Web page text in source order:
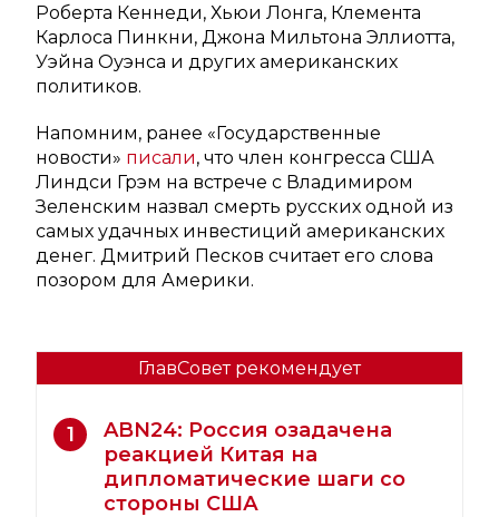
Роберта Кеннеди, Хьюи Лонга, Клемента
Карлоса Пинкни, Джона Мильтона Эллиотта,
Уэйна Оуэнса и других американских
политиков.
Напомним, ранее «Государственные
новости» писали, что член конгресса США
Линдси Грэм на встрече с Владимиром
Зеленским назвал смерть русских одной из
самых удачных инвестиций американских
денег. Дмитрий Песков считает его слова
позором для Америки.
ГлавСовет рекомендует
1
ABN24: Россия озадачена
реакцией Китая на
дипломатические шаги со
стороны США